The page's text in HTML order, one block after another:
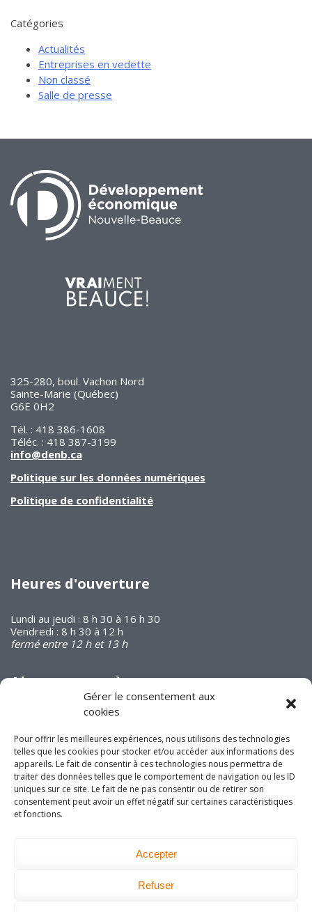
Gérer le consentement aux
cookies
Pour offrir les meilleures expériences, nous utilisons des technologies
telles que les cookies pour stocker et/ou accéder aux informations des
appareils. Le fait de consentir à ces technologies nous permettra de
traiter des données telles que le comportement de navigation ou les ID
uniques sur ce site. Le fait de ne pas consentir ou de retirer son
consentement peut avoir un effet négatif sur certaines caractéristiques
et fonctions.
Accepter
Refuser
Catégories
Actualités
Entreprises en vedette
Non classé
Salle de presse
325-280, boul. Vachon Nord
Sainte-Marie (Québec)
G6E 0H2
Tél. : 418 386-1608
Téléc. : 418 387-3199
info@denb.ca
Politique sur les données numériques
Politique de confidentialité
Heures d'ouverture
Lundi au jeudi : 8 h 30 à 16 h 30
Vendredi : 8 h 30 à 12 h
fermé entre 12 h et 13 h
Abonnez-vous à
notre infolettre
Joignez-vous à nous
sur les réseaux
sociaux!